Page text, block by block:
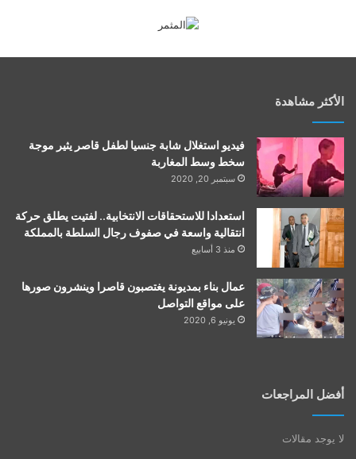
الأكثر مشاهدة
فيديو استغلال شابة جنسيا لطفل قاصر يثير موجة
سخط وسط المغاربة
سبتمبر 20, 2020
استعدادا للاستحقاقات الانتخابية.. لفتيت يطلق حركة
انتقالية واسعة في صفوف رجال السلطة بالمملكة
منذ 3 أسابيع
عمال بناء بمديونة يغتصبون قاصرا وينشرون صورها
على مواقع التواصل
يونيو 6, 2020
أفضل المراجعات
لا يوجد مقالات